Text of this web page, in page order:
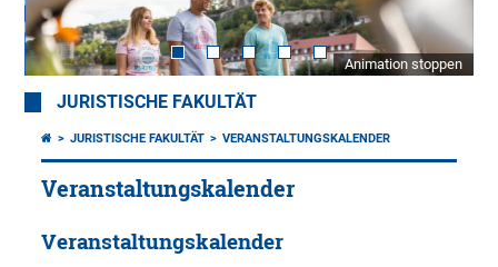
Animation stoppen
JURISTISCHE FAKULTÄT
JURISTISCHE FAKULTÄT VERANSTALTUNGSKALENDER
Veranstaltungskalender
Veranstaltungskalender